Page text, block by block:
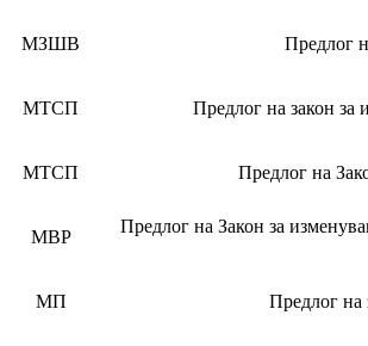
МЗШВ Предлог
МТСП Предлог на закон за
МТСП Предлог на
МВР
Предлог на Закон за
МП Предлог на